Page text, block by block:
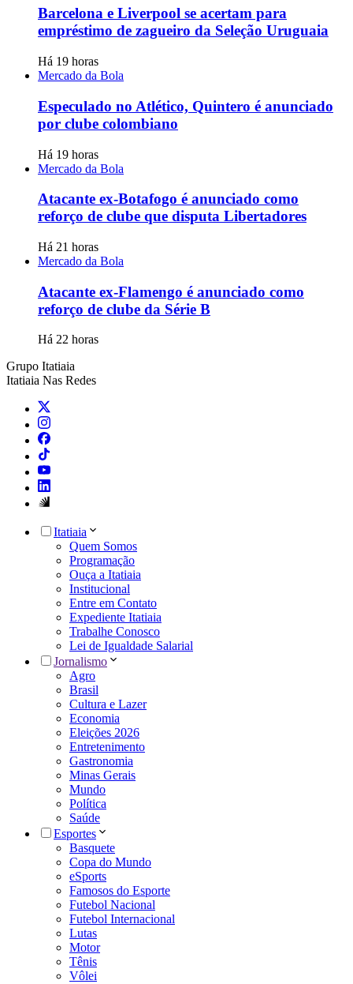
Barcelona e Liverpool se acertam para
empréstimo de zagueiro da Seleção Uruguaia
Há 19 horas
Mercado da Bola
Especulado no Atlético, Quintero é anunciado
por clube colombiano
Há 19 horas
Mercado da Bola
Atacante ex-Botafogo é anunciado como
reforço de clube que disputa Libertadores
Há 21 horas
Mercado da Bola
Atacante ex-Flamengo é anunciado como
reforço de clube da Série B
Há 22 horas
Grupo Itatiaia
Itatiaia Nas Redes
Itatiaia
Quem Somos
Programação
Ouça a Itatiaia
Institucional
Entre em Contato
Expediente Itatiaia
Trabalhe Conosco
Lei de Igualdade Salarial
Jornalismo
Agro
Brasil
Cultura e Lazer
Economia
Eleições 2026
Entretenimento
Gastronomia
Minas Gerais
Mundo
Política
Saúde
Esportes
Basquete
Copa do Mundo
eSports
Famosos do Esporte
Futebol Nacional
Futebol Internacional
Lutas
Motor
Tênis
Vôlei